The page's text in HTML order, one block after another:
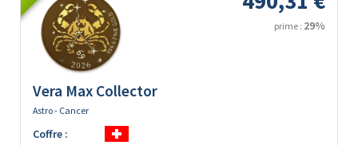
prime : 29%
Vera Max Collector
Astro - Cancer
Coffre :